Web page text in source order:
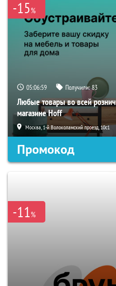
-15%
05:06:58 Получили:83
Любые товары во всей
магазине Hoff
Москва, 1-й Волоколамский проезд, 10с1
Промокод
-11%